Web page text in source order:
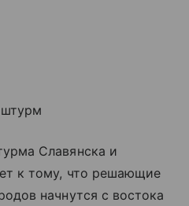
штурм
Славянска и
к тому, что решающие
начнутся с востока